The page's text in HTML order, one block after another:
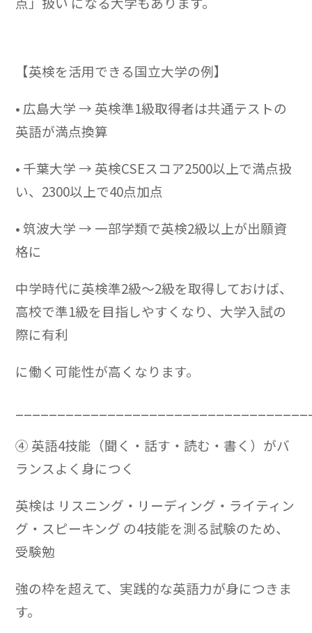
【英検を活用できる国立大学の例】
• 広島大学 → 英検準1級取得者は共通テストの
英語が満点換算
• 千葉大学 → 英検CSEスコア2500以上で満点扱
い、2300以上で40点加点
• 筑波大学 → 一部学類で英検2級以上が出願資
格に
中学時代に英検準2級～2級を取得しておけば、
高校で準1級を目指しやすくなり、大学入試の
際に有利
に働く可能性が高くなります。
④ 英語4技能（聞く・話す・読む・書く）がバ
ランスよく身につく
英検は リスニング・リーディング・ライティン
グ・スピーキング の4技能を測る試験のため、
受験勉
強の枠を超えて、実践的な英語力が身につきま
す。